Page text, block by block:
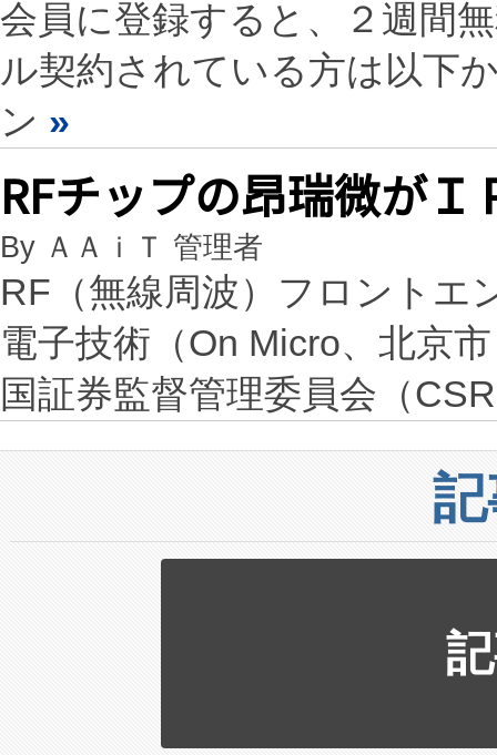
会員に登録すると、２週間
ル契約されている方は以下
ン »
RFチップの昂瑞微が
By ＡＡｉＴ 管理者
RF（無線周波）フロントエ
電子技術（On Micro、北京
国証券監督管理委員会（